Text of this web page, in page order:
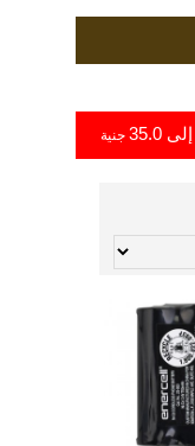
إلى 35.0 جنية